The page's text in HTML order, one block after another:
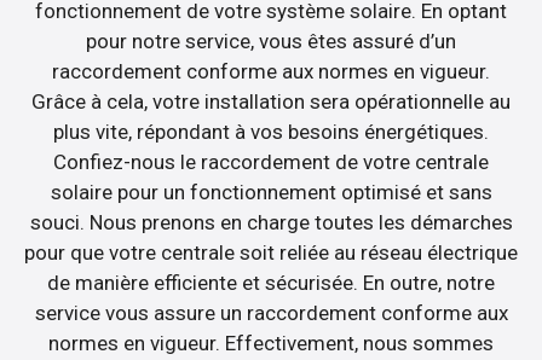
fonctionnement de votre système solaire. En optant
pour notre service, vous êtes assuré d’un
raccordement conforme aux normes en vigueur.
Grâce à cela, votre installation sera opérationnelle au
plus vite, répondant à vos besoins énergétiques.
Confiez-nous le raccordement de votre centrale
solaire pour un fonctionnement optimisé et sans
souci. Nous prenons en charge toutes les démarches
pour que votre centrale soit reliée au réseau électrique
de manière efficiente et sécurisée. En outre, notre
service vous assure un raccordement conforme aux
normes en vigueur. Effectivement, nous sommes